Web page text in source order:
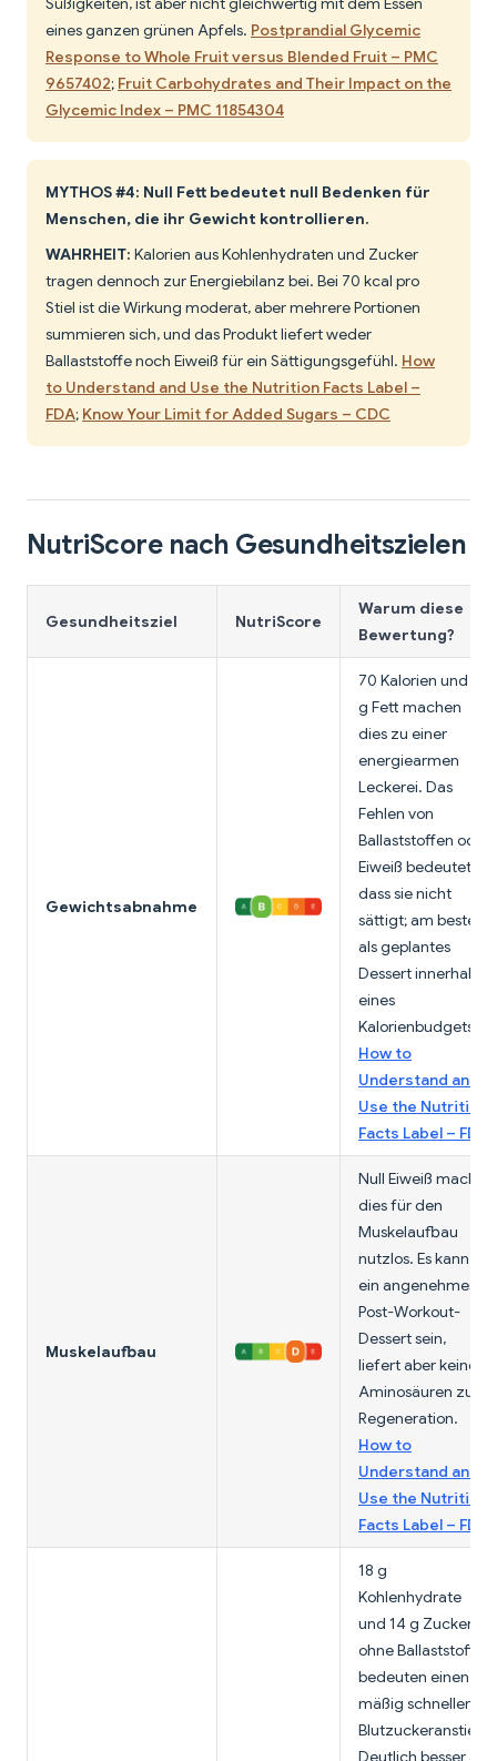
eines ganzen grünen Apfels. Postprandial Glycemic
Response to Whole Fruit versus Blended Fruit – PMC
9657402; Fruit Carbohydrates and Their Impact on the
Glycemic Index – PMC 11854304
MYTHOS #4: Null Fett bedeutet null Bedenken für
Menschen, die ihr Gewicht kontrollieren.
WAHRHEIT: Kalorien aus Kohlenhydraten und Zucker
tragen dennoch zur Energiebilanz bei. Bei 70 kcal pro
Stiel ist die Wirkung moderat, aber mehrere Portionen
summieren sich, und das Produkt liefert weder
Ballaststoffe noch Eiweiß für ein Sättigungsgefühl. How
to Understand and Use the Nutrition Facts Label –
FDA; Know Your Limit for Added Sugars – CDC
NutriScore nach Gesundheitszielen
Gesundheitsziel NutriScore
Warum diese
Bewertung?
Gewichtsabnahme
70 Kalorien und 0
g Fett machen
dies zu einer
energiearmen
Leckerei. Das
Fehlen von
Ballaststoffen oder
Eiweiß bedeutet,
dass sie nicht
sättigt; am besten
als geplantes
Dessert innerhalb
eines
Kalorienbudgets.
How to
Understand and
Use the Nutrition
Facts Label – FDA
Muskelaufbau
Null Eiweiß macht
dies für den
Muskelaufbau
nutzlos. Es kann
ein angenehmes
Post-Workout-
Dessert sein,
liefert aber keine
Aminosäuren zur
Regeneration.
How to
Understand and
Use the Nutrition
Facts Label – FDA
18 g
Kohlenhydrate
und 14 g Zucker
ohne Ballaststoffe
bedeuten einen
mäßig schnellen
Blutzuckeranstieg.
Deutlich besser als